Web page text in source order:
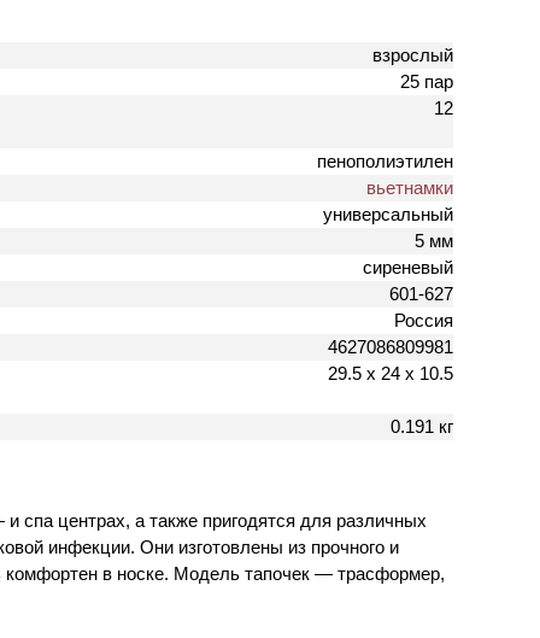
взрослый
25 пар
12
пенополиэтилен
вьетнамки
универсальный
5 мм
сиреневый
601-627
Россия
4627086809981
29.5 х 24 х 10.5
0.191 кг
спа центрах, а также пригодятся для различных
инфекции. Они изготовлены из прочного и
комфортен в носке. Модель тапочек — трасформер,